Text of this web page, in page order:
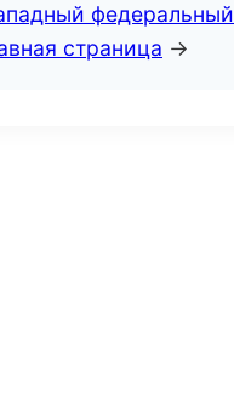
федеральный
страница →